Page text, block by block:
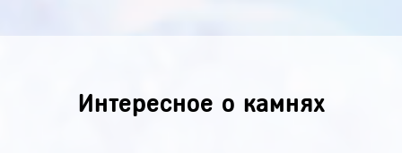
Интересное о камнях